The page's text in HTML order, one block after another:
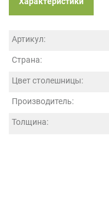
Артикул:
Страна:
Цвет столешницы:
Производитель:
Толщина: